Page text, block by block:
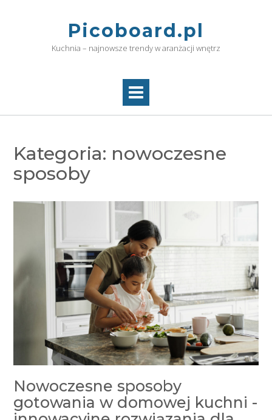
Picoboard.pl
Kuchnia – najnowsze trendy w aranżacji wnętrz
Kategoria: nowoczesne
sposoby
Nowoczesne sposoby
gotowania w domowej kuchni -